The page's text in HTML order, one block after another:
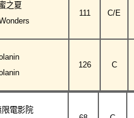
之夏
111 C/E
126 C
電影院